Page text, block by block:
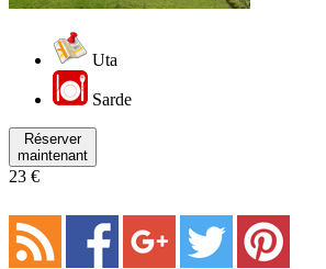
Uta
Sarde
Réserver
maintenant
23 €